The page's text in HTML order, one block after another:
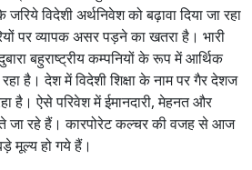
विदेशी अर्थनिवेश को बढ़ावा दिया जा रहा
पर व्यापक असर पड़ने का खतरा है। भारी
बहुराष्ट्रीय कम्पनियों के रूप में आर्थिक
है। देश में विदेशी शिक्षा के नाम पर गैर देशज
है। ऐसे परिवेश में ईमानदारी, मेहनत और
जा रहे हैं। कारपोरेट कल्चर की वजह से आज
मूल्य हो गये हैं।